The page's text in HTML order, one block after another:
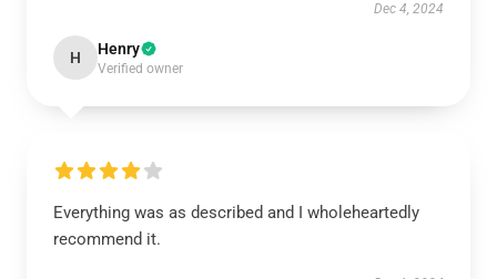
Dec 4, 2024
H Henry
Verified owner
Everything was as described and I wholeheartedly
recommend it.